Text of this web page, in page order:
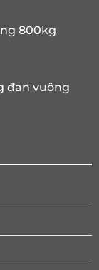
800kg
đan vuông